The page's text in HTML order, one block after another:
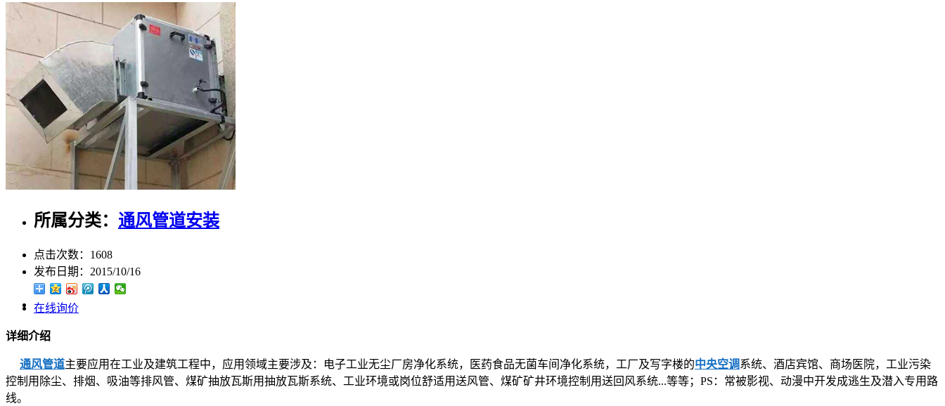
所属分类： 通风管道安装
点击次数： 1608
发布日期： 2015/10/16
在线询价
详细介绍
通风管道主要应用在工业及建筑工程中，应用领域主要涉及：电子工业无尘厂房净化系统，医药食品无菌车间净化系统，工厂及写字楼的中央空调系统、酒店宾馆、商场医院，工业污染
控制用除尘、排烟、吸油等排风管、煤矿抽放瓦斯用抽放瓦斯系统、工业环境或岗位舒适用送风管、煤矿矿井环境控制用送回风系统...等等；PS：常被影视、动漫中开发成逃生及潜入专用路
线。